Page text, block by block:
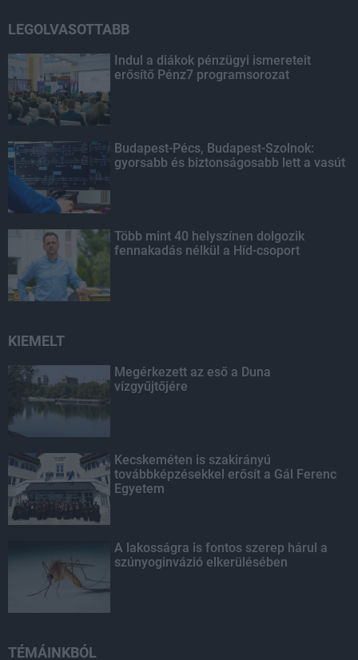
LEGOLVASOTTABB
Indul a diákok pénzügyi ismereteit
erősítő Pénz7 programsorozat
Budapest-Pécs, Budapest-Szolnok:
gyorsabb és biztonságosabb lett a vasút
Több mint 40 helyszínen dolgozik
fennakadás nélkül a Híd-csoport
KIEMELT
Megérkezett az eső a Duna
vízgyűjtőjére
Kecskeméten is szakirányú
továbbképzésekkel erősít a Gál Ferenc
Egyetem
A lakosságra is fontos szerep hárul a
szúnyoginvázió elkerülésében
TÉMÁINKBÓL